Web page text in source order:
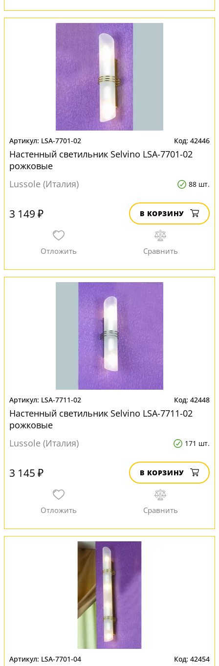
LSA-7701-02 42446
Настенный светильник Selvino LSA-7701-02
рожковые
Lussole (Италия)
88 шт.
3 149 ₽ В КОРЗИНУ
LSA-7711-02 42448
Настенный светильник Selvino LSA-7711-02
рожковые
Lussole (Италия)
171 шт.
3 145 ₽ В КОРЗИНУ
LSA-7701-04 42454